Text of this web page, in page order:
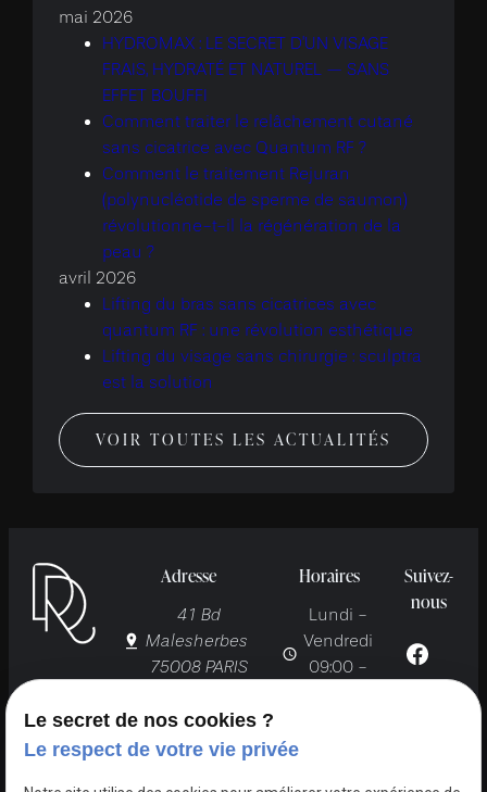
mai 2026
HYDROMAX : LE SECRET D’UN VISAGE
FRAIS, HYDRATÉ ET NATUREL — SANS
EFFET BOUFFI
Comment traiter le relâchement cutané
sans cicatrice avec Quantum RF ?
Comment le traitement Rejuran
(polynucléotide de sperme de saumon)
révolutionne-t-il la régénération de la
peau ?
avril 2026
Lifting du bras sans cicatrices avec
quantum RF : une révolution esthétique
Lifting du visage sans chirurgie : sculptra
est la solution
VOIR TOUTES LES ACTUALITÉS
Adresse
41 Bd
Malesherbes
75008 PARIS
Horaires
Lundi -
Vendredi
09:00 -
Suivez-
nous
Le secret de nos cookies ?
Le respect de votre vie privée